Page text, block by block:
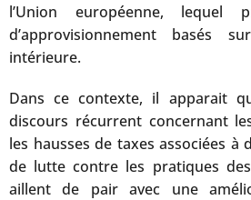
l’Union européenne, lequel
d’approvisionnement basés
intérieure.
Dans ce contexte, il apparait
discours récurrent concernant
les hausses de taxes associées à
de lutte contre les pratiques
aillent de pair avec une